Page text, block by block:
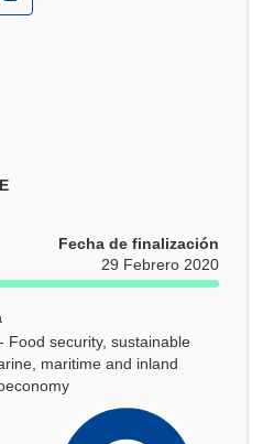
Fecha de finalización
29 Febrero 2020
Food security, sustainable
maritime and inland